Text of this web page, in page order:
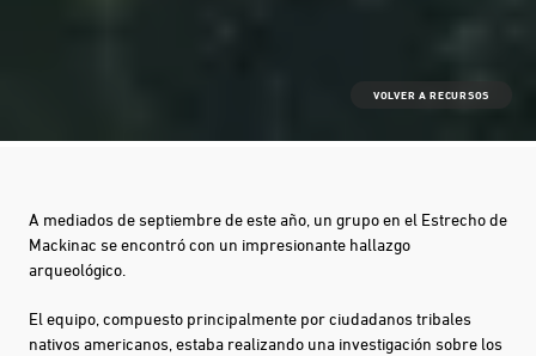
VOLVER A RECURSOS
A mediados de septiembre de este año, un grupo en el Estrecho de
Mackinac se encontró con un impresionante hallazgo
arqueológico.
El equipo, compuesto principalmente por ciudadanos tribales
nativos americanos, estaba realizando una investigación sobre los